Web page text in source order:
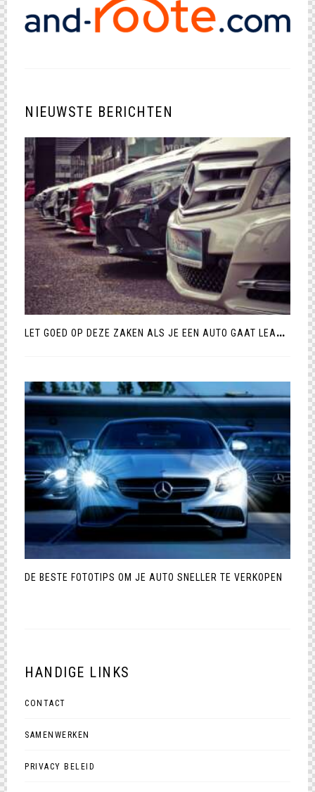
NIEUWSTE BERICHTEN
L
ET GOED OP DEZE ZAKEN ALS JE EEN AUTO GAAT LEASEN
DE BESTE FOTOTIPS OM JE AUTO SNELLER TE VERKOPEN
HANDIGE LINKS
CONTACT
SAMENWERKEN
PRIVACY BELEID